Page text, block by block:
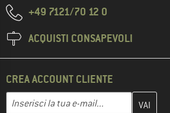
+49 7121/70 12 0
ACQUISTI CONSAPEVOLI
CREA ACCOUNT CLIENTE
Indirizzo e-mail
Inserisci qui il tuo indirizzo e-mail e